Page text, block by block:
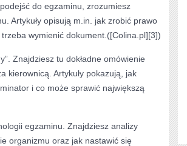
do egzaminu, zrozumiesz
Artykuły opisują m.in. jak zrobić prawo
wymienić dokument.([Colina.pl][3])
Znajdziesz tu dokładne omówienie
kierownicą. Artykuły pokazują, jak
i co może sprawić największą
egzaminu. Znajdziesz analizy
organizmu oraz jak nastawić się